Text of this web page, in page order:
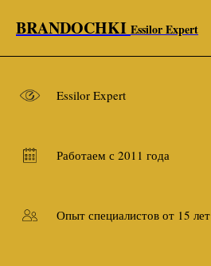
BRANDOCHKI Essilor Expert
Essilor Expert
Работаем с 2011 года
Опыт специалистов от 15 лет